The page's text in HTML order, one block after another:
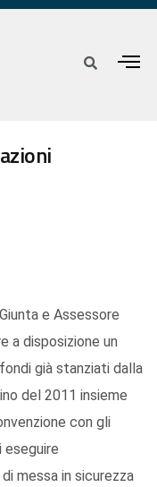
e Assessore
a disposizione un
già stanziati dalla
del 2011 insieme
con gli
messa in sicurezza